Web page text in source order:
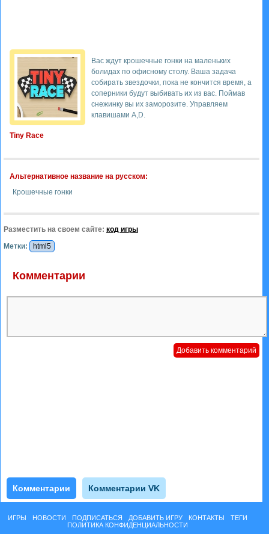
Tiny Race
Вас ждут крошечные гонки на маленьких
болидах по офисному столу. Ваша задача
собирать звездочки, пока не кончится время, а
соперники будут выбивать их из вас. Поймав
снежинку вы их заморозите. Управляем
клавишами A,D.
Альтернативное название на русском:
Крошечные гонки
Разместить на своем сайте: код игры
Метки:
html5
Комментарии
Комментарии Комментарии VK
ИГРЫ НОВОСТИ ПОДПИСАТЬСЯ ДОБАВИТЬ ИГРУ КОНТАКТЫ
ТЕГИ
ПОЛИТИКА КОНФИДЕНЦИАЛЬНОСТИ